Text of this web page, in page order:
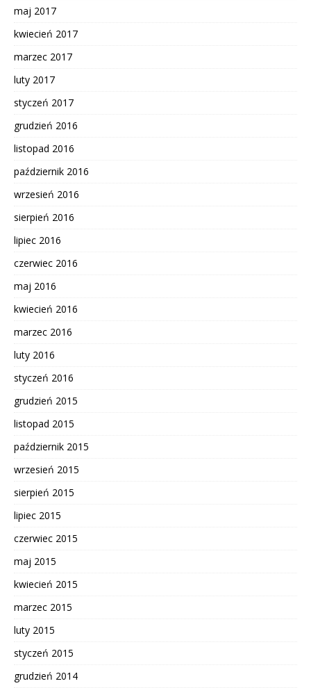
maj 2017
kwiecień 2017
marzec 2017
luty 2017
styczeń 2017
grudzień 2016
listopad 2016
październik 2016
wrzesień 2016
sierpień 2016
lipiec 2016
czerwiec 2016
maj 2016
kwiecień 2016
marzec 2016
luty 2016
styczeń 2016
grudzień 2015
listopad 2015
październik 2015
wrzesień 2015
sierpień 2015
lipiec 2015
czerwiec 2015
maj 2015
kwiecień 2015
marzec 2015
luty 2015
styczeń 2015
grudzień 2014